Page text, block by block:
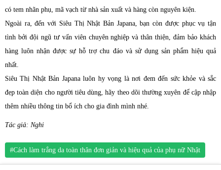
có tem nhãn phụ, mã vạch từ nhà sản xuất và hàng còn nguyên kiện.
Ngoài ra, đến với Siêu Thị Nhật Bản Japana, bạn còn được phục vụ tận
tình bởi đội ngũ tư vấn viên chuyên nghiệp và thân thiện, đảm bảo khách
hàng luôn nhận được sự hỗ trợ chu đáo và sử dụng sản phẩm hiệu quả
nhất.
Siêu Thị Nhật Bản Japana luôn hy vọng là nơi đem đến sức khỏe và sắc
đẹp toàn diện cho người tiêu dùng, hãy theo dõi thường xuyên để cập nhập
thêm nhiều thông tin bổ ích cho gia đình mình nhé.
Tác giả: Nghi
#Cách làm trắng da toàn thân đơn giản và hiệu quả của phụ nữ Nhật